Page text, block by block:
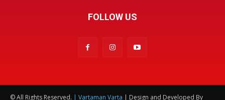
FOLLOW US
© All Rights Reserved. | Vartaman Varta | Design and Developed By